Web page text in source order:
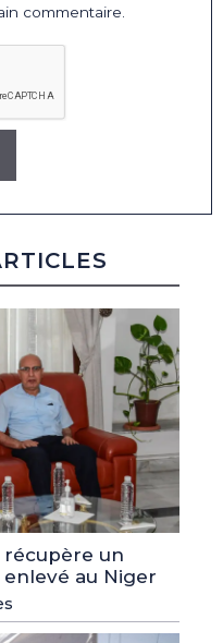
commentaire.
récupère un
au Niger